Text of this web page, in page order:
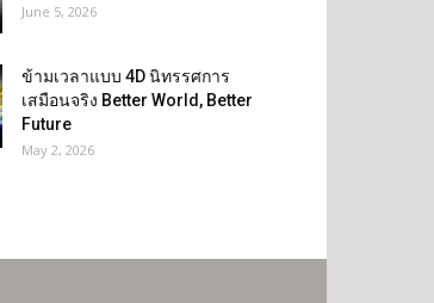
June 5, 2026
ข้ามเวลาแบบ 4D นิทรรศการ
เสมือนจริง Better World, Better
Future
May 2, 2026